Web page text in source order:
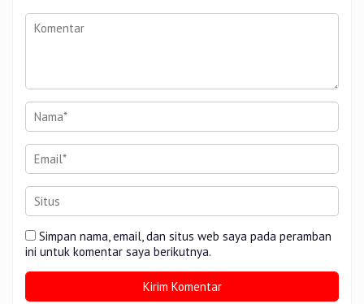
Simpan nama, email, dan situs web saya pada peramban
ini untuk komentar saya berikutnya.